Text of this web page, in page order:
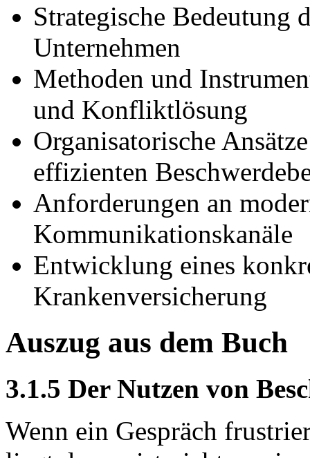
Strategische Bedeutung
Unternehmen
Methoden und
und Konfliktlösung
Organisatorische
effizienten
Anforderungen an
Kommunikationskanäle
Entwicklung eines
Krankenversicherung
Auszug aus dem Buch
3.1.5 Der Nutzen von
Wenn ein Gespräch